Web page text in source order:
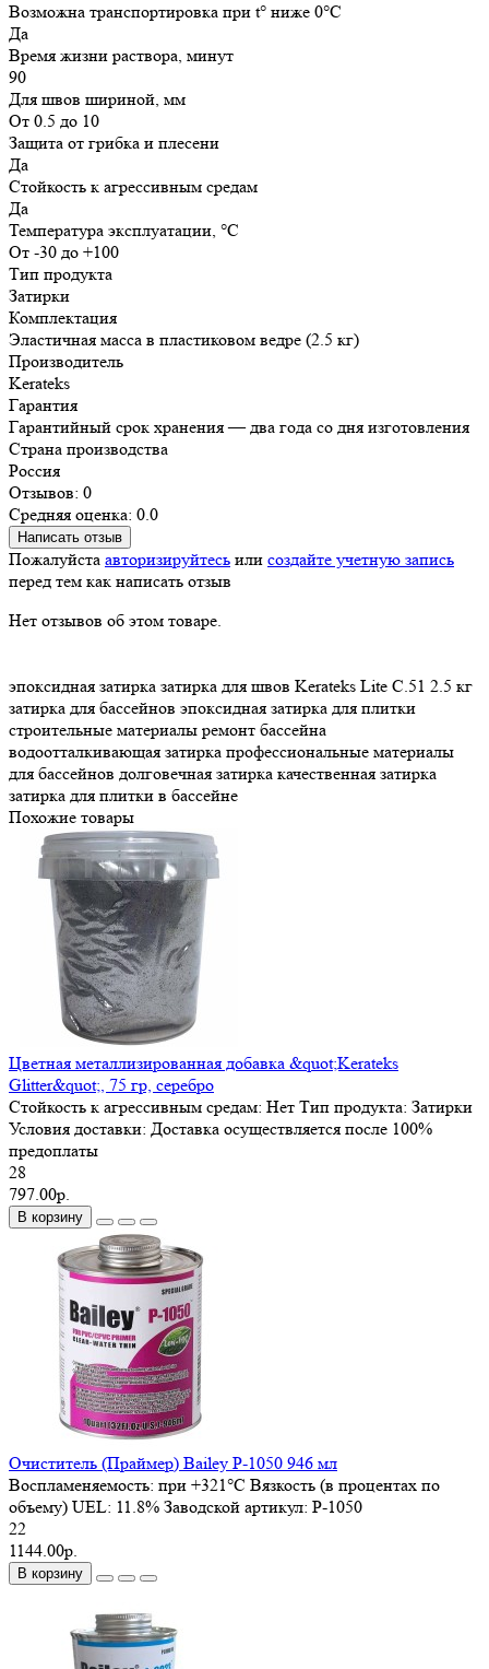
Возможна транспортировка при t° ниже 0°C
Да
Время жизни раствора, минут
90
Для швов шириной, мм
От 0.5 до 10
Защита от грибка и плесени
Да
Стойкость к агрессивным средам
Да
Температура эксплуатации, °C
От -30 до +100
Тип продукта
Затирки
Комплектация
Эластичная масса в пластиковом ведре (2.5 кг)
Производитель
Kerateks
Гарантия
Гарантийный срок хранения — два года со дня изготовления
Страна производства
Россия
Отзывов: 0
Средняя оценка: 0.0
Написать отзыв
Пожалуйста авторизируйтесь или создайте учетную запись
перед тем как написать отзыв
Нет отзывов об этом товаре.
эпоксидная затирка затирка для швов Kerateks Lite С.51 2.5 кг
затирка для бассейнов эпоксидная затирка для плитки
строительные материалы ремонт бассейна
водоотталкивающая затирка профессиональные материалы
для бассейнов долговечная затирка качественная затирка
затирка для плитки в бассейне
Похожие товары
Цветная металлизированная добавка &quot;Kerateks
Glitter&quot;, 75 гр, серебро
Стойкость к агрессивным средам: Нет Тип продукта: Затирки
Условия доставки: Доставка осуществляется после 100%
предоплаты
28
797.00р.
В корзину
Очиститель (Праймер) Bailey P-1050 946 мл
Воспламеняемость: при +321°C Вязкость (в процентах по
объему) UEL: 11.8% Заводской артикул: P-1050
22
1144.00р.
В корзину